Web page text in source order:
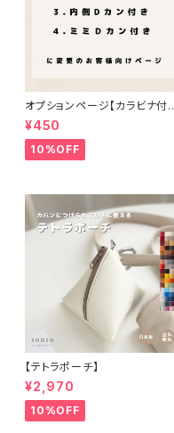
オプションページ【カラビナ付
き・穴あけ・内側Dカン付き・ミミ
Ｄカン付き】
¥450
10%OFF
【テトラポーチ】
¥2,970
10%OFF